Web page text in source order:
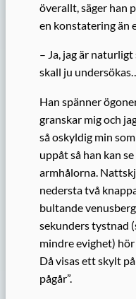
överallt, säger han
en konstatering än
– Ja, jag är
skall ju
Han spänner
granskar mig och
så oskyldig min
uppåt så han kan
armhålorna.
nedersta två
bultande
sekunders tystnad
mindre evighet) hör
Då visas ett skylt
pågår”.